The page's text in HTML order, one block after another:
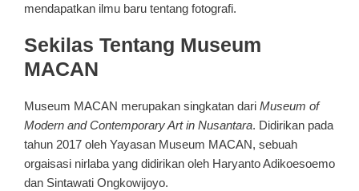
mendapatkan ilmu baru tentang fotografi.
Sekilas Tentang Museum
MACAN
Museum MACAN merupakan singkatan dari Museum of
Modern and Contemporary Art in Nusantara. Didirikan pada
tahun 2017 oleh Yayasan Museum MACAN, sebuah
orgaisasi nirlaba yang didirikan oleh Haryanto Adikoesoemo
dan Sintawati Ongkowijoyo.